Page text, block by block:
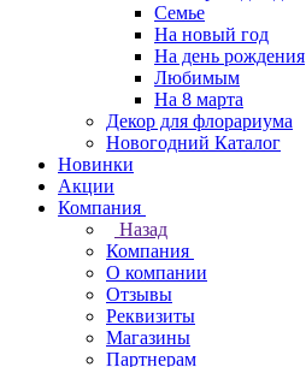
Семье
На новый год
На день рождения
Любимым
На 8 марта
Декор для флорариума
Новогодний Каталог
Новинки
Акции
Компания
Назад
Компания
О компании
Отзывы
Реквизиты
Магазины
Партнерам